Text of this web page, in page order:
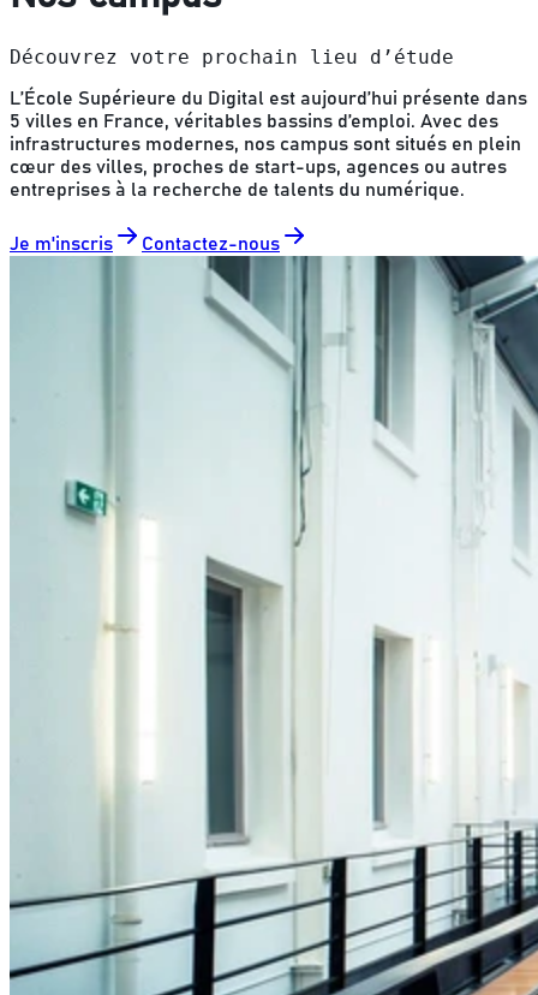
Découvrez votre prochain lieu d’étude
L’École Supérieure du Digital est aujourd’hui présente dans
5 villes en France, véritables bassins d’emploi. Avec des
infrastructures modernes, nos campus sont situés en plein
cœur des villes, proches de start-ups, agences ou autres
entreprises à la recherche de talents du numérique.
Je m'inscris Contactez-nous